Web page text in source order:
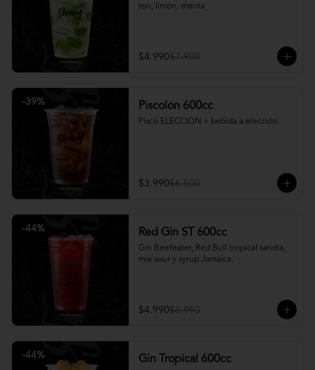
ron, limón, menta
$4.990$7.900
-39% Piscolon 600cc
Pisco ELECCION + bebida a elección.
$3.990$6.500
-44% Red Gin ST 600cc
Gin Beefeater, Red Bull tropical sandia,
mix sour y syrup Jamaica.
$4.990$8.990
-44% Gin Tropical 600cc